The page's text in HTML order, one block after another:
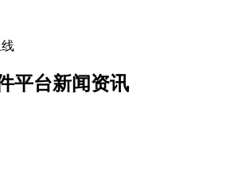
平台新闻资讯